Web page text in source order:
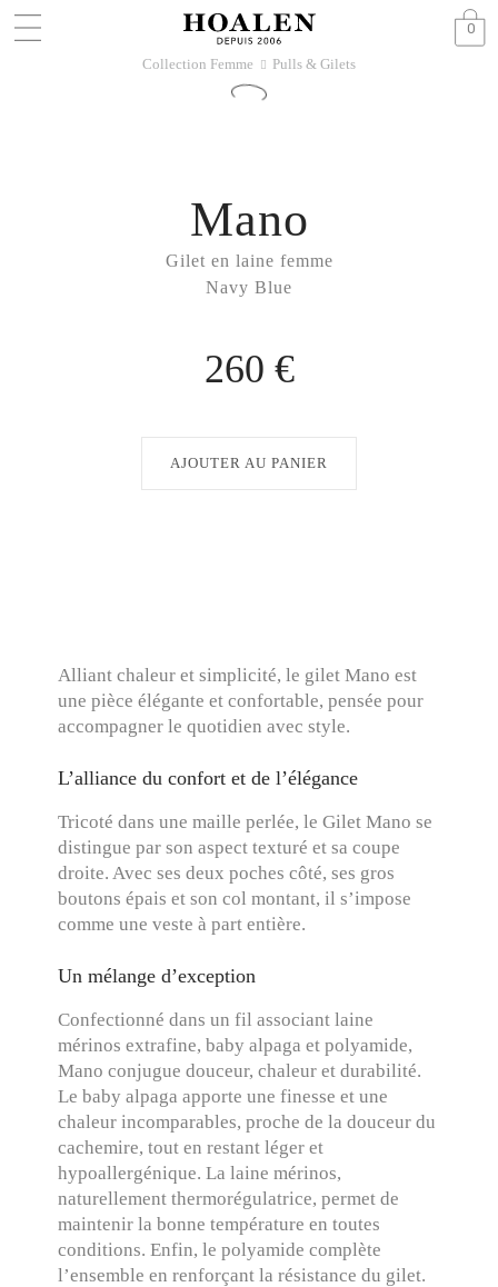
0
Collection Femme 􀆊 Pulls & Gilets
Gilet en laine femme
Navy Blue
Mano
260 €
AJOUTER AU PANIER
Alliant chaleur et simplicité, le gilet Mano est
une pièce élégante et confortable, pensée pour
accompagner le quotidien avec style.
L’alliance du confort et de l’élégance
Tricoté dans une maille perlée, le Gilet Mano se
distingue par son aspect texturé et sa coupe
droite. Avec ses deux poches côté, ses gros
boutons épais et son col montant, il s’impose
comme une veste à part entière.
Un mélange d’exception
Confectionné dans un fil associant laine
mérinos extrafine, baby alpaga et polyamide,
Mano conjugue douceur, chaleur et durabilité.
Le baby alpaga apporte une finesse et une
chaleur incomparables, proche de la douceur du
cachemire, tout en restant léger et
hypoallergénique. La laine mérinos,
naturellement thermorégulatrice, permet de
maintenir la bonne température en toutes
conditions. Enfin, le polyamide complète
l’ensemble en renforçant la résistance du gilet.